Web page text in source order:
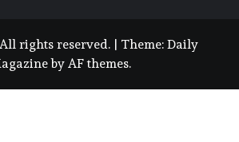
rights reserved. Theme: Daily
by AF themes.